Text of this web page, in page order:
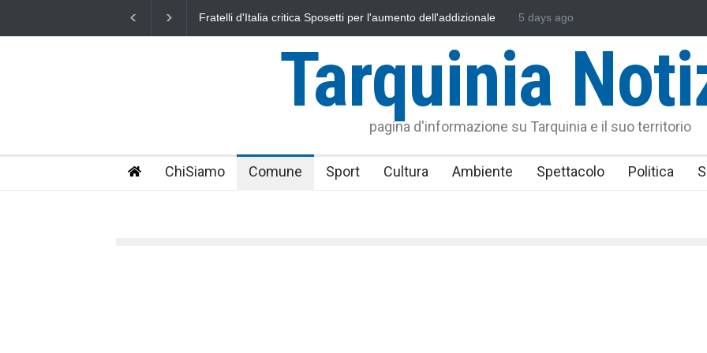
L'Università della Tuscia e l'Assonautica Provinciale di Viterbo
Vincenzo Ferri, un Eroe tarquiniese
5 days ago
Tarquinia
pagina d'informazione su Tarquinia e il suo territorio
ChiSiamo Comune Sport Cultura Ambiente Spettacolo Politica